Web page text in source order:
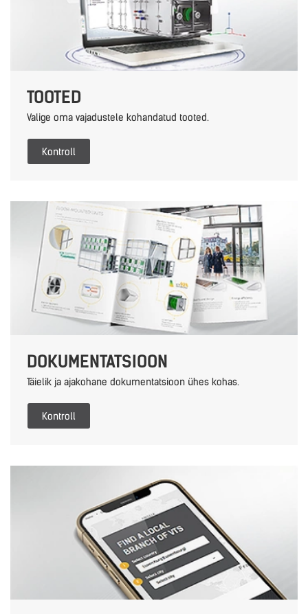
TOOTED
Valige oma vajadustele kohandatud tooted.
Kontroll
DOKUMENTATSIOON
Täielik ja ajakohane dokumentatsioon ühes kohas.
Kontroll